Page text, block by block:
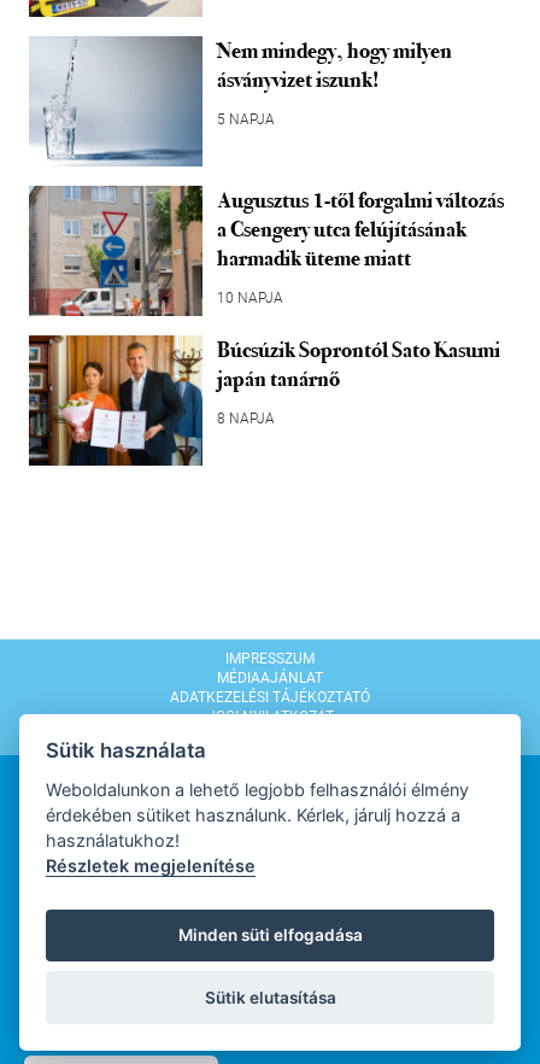
Nem mindegy, hogy milyen
ásványvizet iszunk!
5 NAPJA
Augusztus 1-től forgalmi változás
a Csengery utca felújításának
harmadik üteme miatt
10 NAPJA
Búcsúzik Soprontól Sato Kasumi
japán tanárnő
8 NAPJA
IMPRESSZUM
MÉDIAAJÁNLAT
ADATKEZELÉSI TÁJÉKOZTATÓ
JOGI NYILATKOZAT
WEBDESIGN
WEBFEJLESZTŐ
Sütik használata
Weboldalunkon a lehető legjobb felhasználói élmény
érdekében sütiket használunk. Kérlek, járulj hozzá a
használatukhoz!
Részletek megjelenítése
Minden süti elfogadása
Sütik elutasítása